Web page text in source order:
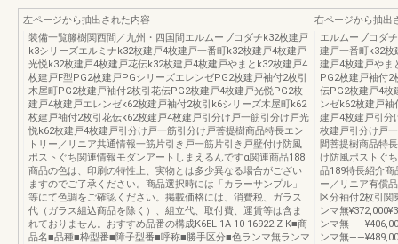
左ページから抽出された内容
装備一覧籐樹関西間／九州・四国間エルムーブコダチk32枚建戸
k3シリーズエルミナk32枚建戸4枚建戸一番町k32枚建戸4枚建戸
光悦k32枚建戸4枚建戸花伝k32枚建戸4枚建戸やまとk32枚建戸4
枚建戸F型PG2枚建戸PGシリーズエレンゼPG2枚建戸袖付2枚引
木屋町PG2枚建戸袖付2枚引花伝PG2枚建戸4枚建戸光悦PG2枚
建戸4枚建戸エレンゼk62枚建戸袖付2枚引k6シリーズ木屋町k62
枚建戸袖付2枚引花伝k62枚建戸4枚建戸引分け戸一筋引分け戸光
悦k62枚建戸4枚建戸引分け戸一筋引分け戸菩提樹商品特長エン
トリー／リニア共通情報一筋片引き戸一筋片引き戸壁付け防風
ポストぐち関連情報モダンアートしまえるんですα関連商品188
商品の色は、印刷の特性上、実物とは多少異なる場合がござい
ますのでご了承ください。商品選択時には「カラーサンプル」
等にて色調をご確認ください。掲載価格には、消費税、ガラス
代（ガラス組込商品を除く）、組立代、取付費、運賃等は含ま
れておりません。おすすめ品番の構成K6EL-1A-10-16922-Z-K■商
品名■品種■枠型番■障子型番■呼称■勝手区分■色ランマ無ランマ
右ページから抽出
エルムーブコダ
建戸一番町k32枚
建戸4枚建戸やま
PG2枚建戸袖付2
伝PG2枚建戸4枚
ンゼk62枚建戸
建戸4枚建戸引分
枚建戸引分け戸
間菩提樹商品特
け防風ポストぐ
品189特長紹介商
ー／リニア有償
区分袖付2枚引関
ンマ無
ンマ無
ンマ無